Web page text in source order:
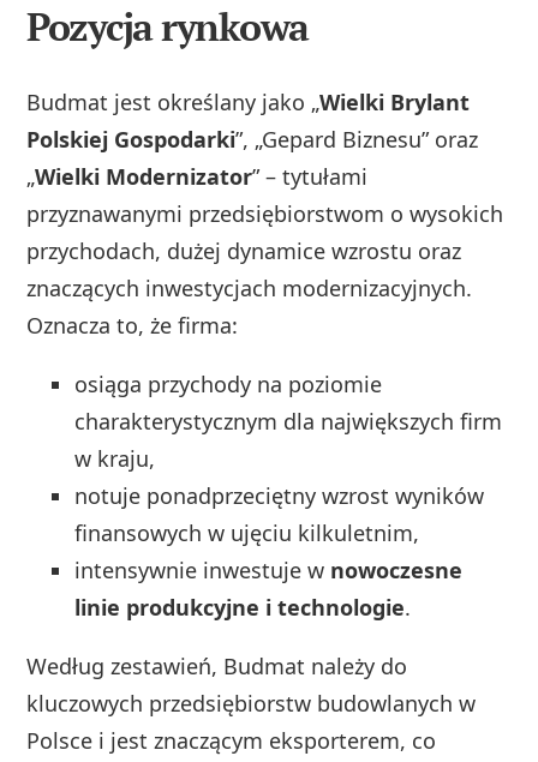
Pozycja rynkowa
Budmat jest określany jako „Wielki Brylant
Polskiej Gospodarki”, „Gepard Biznesu” oraz
„Wielki Modernizator” – tytułami
przyznawanymi przedsiębiorstwom o wysokich
przychodach, dużej dynamice wzrostu oraz
znaczących inwestycjach modernizacyjnych.
Oznacza to, że firma:
osiąga przychody na poziomie
charakterystycznym dla największych firm
w kraju,
notuje ponadprzeciętny wzrost wyników
finansowych w ujęciu kilkuletnim,
intensywnie inwestuje w nowoczesne
linie produkcyjne i technologie.
Według zestawień, Budmat należy do
kluczowych przedsiębiorstw budowlanych w
Polsce i jest znaczącym eksporterem, co